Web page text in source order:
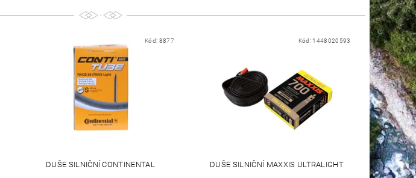
Kód: 8877
DUŠE SILNIČNÍ CONTINENTAL
Kód: 1448020593
DUŠE SILNIČNÍ MAXXIS ULTRALIGHT